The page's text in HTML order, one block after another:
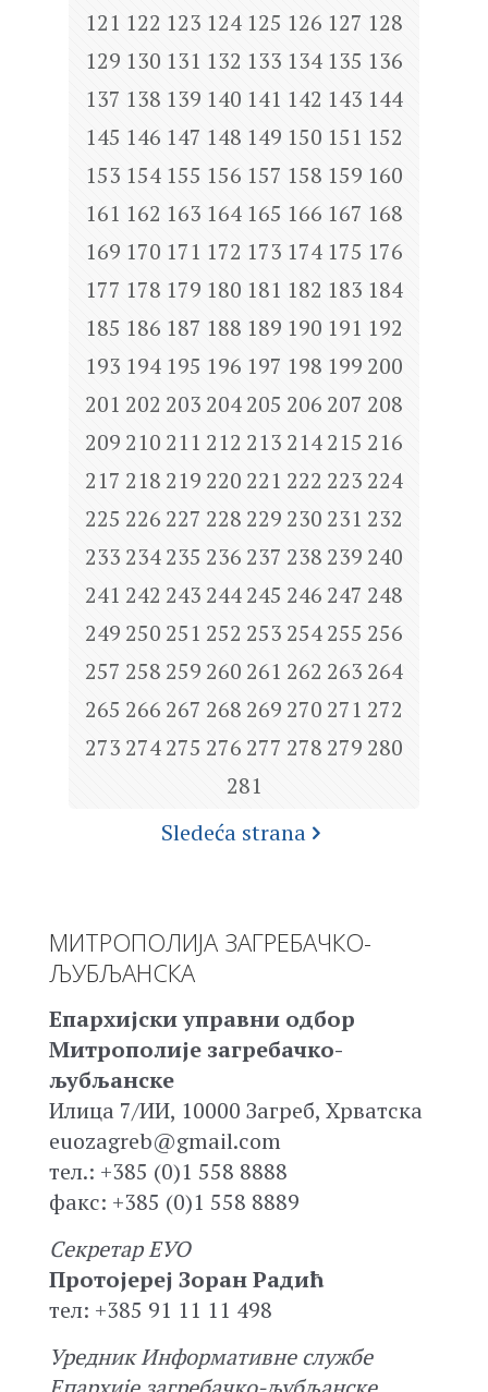
121 122 123 124 125 126 127 128
129 130 131 132 133 134 135 136
137 138 139 140 141 142 143 144
145 146 147 148 149 150 151 152
153 154 155 156 157 158 159 160
161 162 163 164 165 166 167 168
169 170 171 172 173 174 175 176
177 178 179 180 181 182 183 184
185 186 187 188 189 190 191 192
193 194 195 196 197 198 199 200
201 202 203 204205 206 207 208
209 210 211 212 213 214215 216
217 218 219 220 221 222 223 224
225 226 227 228 229 230 231 232
233 234235 236 237 238 239 240
241 242 243 244245 246 247 248
249 250 251 252 253 254255 256
257 258 259 260 261 262 263 264
265 266 267 268 269 270 271 272
273 274275 276 277 278 279 280
281
Sledeća strana
МИТРОПОЛИЈА ЗАГРЕБАЧКО-
ЉУБЉАНСКА
Епархијски управни одбор
Митрополије загребачко-
љубљанске
Илица 7/ИИ, 10000 Загреб, Хрватска
euozagreb@gmail.com
тел.: +385 (0)1 558 8888
факс: +385 (0)1 558 8889
Секретар ЕУО
Протојереј Зоран Радић
тел: +385 91 11 11 498
Уредник Информативне службе